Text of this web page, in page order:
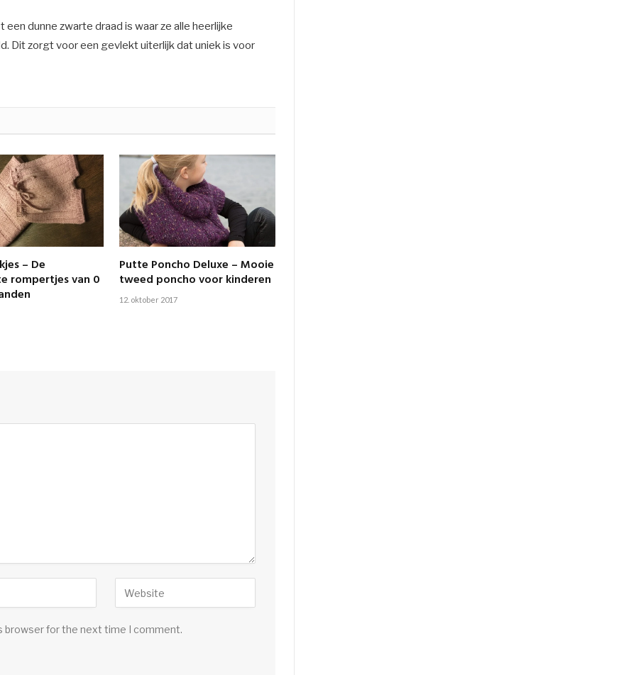
dunne zwarte draad is waar ze alle heerlijke
Dit zorgt voor een gevlekt uiterlijk dat uniek is voor
– De
rompertjes van 0
Putte Poncho Deluxe – Mooie
tweed poncho voor kinderen
12. oktober 2017
browser for the next time I comment.